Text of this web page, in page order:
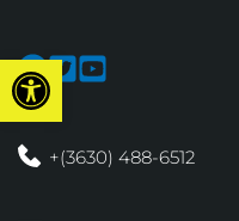
Eszköztár
+(3630) 488-6512